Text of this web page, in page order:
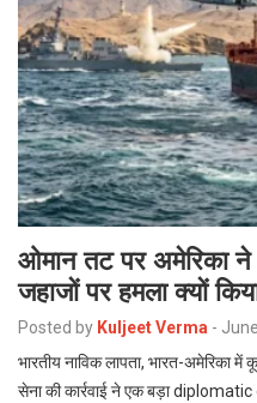
ओमान तट पर अमेरिका ने
जहाजों पर हमला क्यों
Posted by Kuljeet Verma -
भारतीय नाविक लापता, भारत-अमेरिका
सेना की कार्रवाई ने एक बड़ा diplomatic